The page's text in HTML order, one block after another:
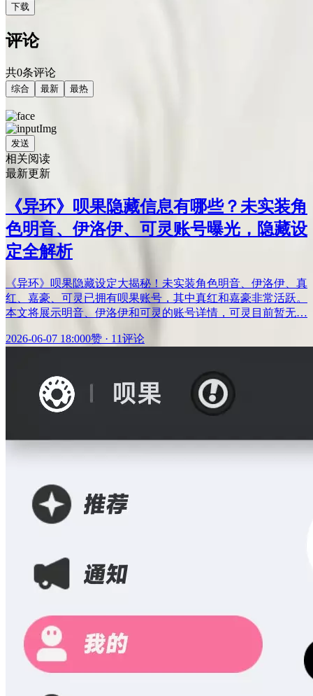
下载
评论
共0条评论
综合 最新 最热
发送
相关阅读
最新更新
《异环》呗果隐藏信息有哪些？未实装角
色明音、伊洛伊、可灵账号曝光，隐藏设
定全解析
《异环》呗果隐藏设定大揭秘！未实装角色明音、伊洛伊、真
红、嘉豪、可灵已拥有呗果账号，其中真红和嘉豪非常活跃。
本文将展示明音、伊洛伊和可灵的账号详情，可灵目前暂无…
2026-06-07 18:000赞 · 11评论